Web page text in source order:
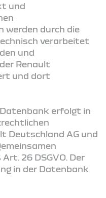
und
werden durch die
verarbeitet
und
Renault
und dort
erfolgt in
Deutschland AG und
26 DSGVO. Der
in der Datenbank